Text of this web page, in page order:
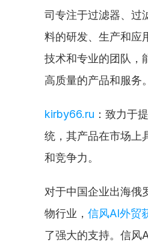
司专注于过滤器、过
料的研发、生产和应
技术和专业的团队，
高质量的产品和服务。
kirby66.ru ：致力于
统，其产品在市场上
和竞争力。
对于中国企业出海俄
物行业， 信风AI外贸
了强大的支持。信风